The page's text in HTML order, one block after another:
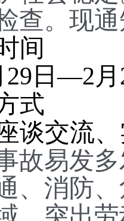
查。现
间
29日—2
式
谈交流
故易发
、消防